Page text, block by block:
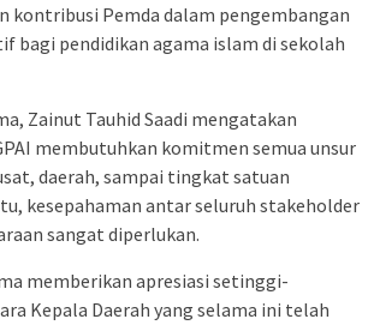
kontribusi Pemda dalam pengembangan
bagi pendidikan agama islam di sekolah
Zainut Tauhid Saadi mengatakan
membutuhkan komitmen semua unsur
daerah, sampai tingkat satuan
kesepahaman antar seluruh stakeholder
sangat diperlukan.
memberikan apresiasi setinggi-
Kepala Daerah yang selama ini telah